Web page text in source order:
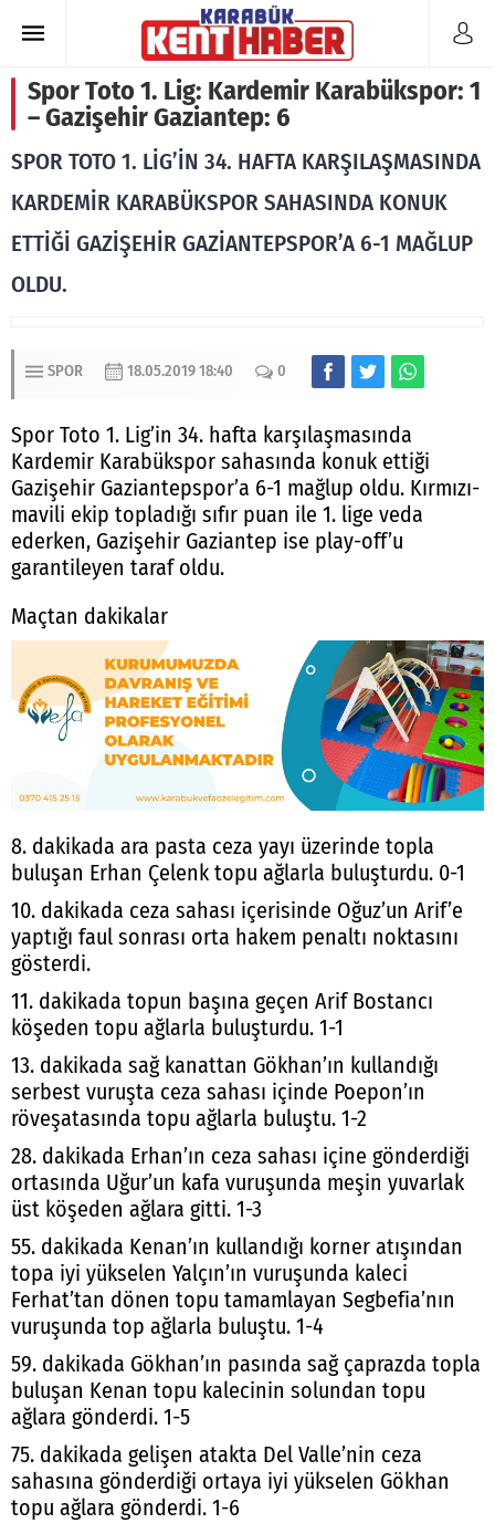
Spor Toto 1. Lig: Kardemir Karabükspor: 1
– Gazişehir Gaziantep: 6
SPOR TOTO 1. LİG’İN 34. HAFTA KARŞILAŞMASINDA
KARDEMİR KARABÜKSPOR SAHASINDA KONUK
ETTİĞİ GAZİŞEHİR GAZİANTEPSPOR’A 6-1 MAĞLUP
OLDU.
SPOR 18.05.2019 18:40 0
Spor Toto 1. Lig’in 34. hafta karşılaşmasında
Kardemir Karabükspor sahasında konuk ettiği
Gazişehir Gaziantepspor’a 6-1 mağlup oldu. Kırmızı-
mavili ekip topladığı sıfır puan ile 1. lige veda
ederken, Gazişehir Gaziantep ise play-off’u
garantileyen taraf oldu.
Maçtan dakikalar
8. dakikada ara pasta ceza yayı üzerinde topla
buluşan Erhan Çelenk topu ağlarla buluşturdu. 0-1
10. dakikada ceza sahası içerisinde Oğuz’un Arif’e
yaptığı faul sonrası orta hakem penaltı noktasını
gösterdi.
11. dakikada topun başına geçen Arif Bostancı
köşeden topu ağlarla buluşturdu. 1-1
13. dakikada sağ kanattan Gökhan’ın kullandığı
serbest vuruşta ceza sahası içinde Poepon’ın
röveşatasında topu ağlarla buluştu. 1-2
28. dakikada Erhan’ın ceza sahası içine gönderdiği
ortasında Uğur’un kafa vuruşunda meşin yuvarlak
üst köşeden ağlara gitti. 1-3
55. dakikada Kenan’ın kullandığı korner atışından
topa iyi yükselen Yalçın’ın vuruşunda kaleci
Ferhat’tan dönen topu tamamlayan Segbefia’nın
vuruşunda top ağlarla buluştu. 1-4
59. dakikada Gökhan’ın pasında sağ çaprazda topla
buluşan Kenan topu kalecinin solundan topu
ağlara gönderdi. 1-5
75. dakikada gelişen atakta Del Valle’nin ceza
sahasına gönderdiği ortaya iyi yükselen Gökhan
topu ağlara gönderdi. 1-6